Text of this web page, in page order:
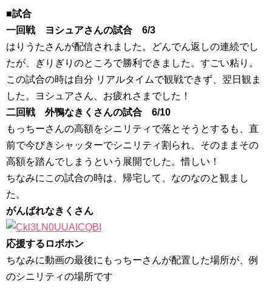
■試合
一回戦 ヨシュアさんの試合 6/3
はりうたさんが配信されました。どんでん返しの連続でし
たが、ぎりぎりのところで勝利できました。すごい粘り。
この試合の時は自分 リアルタイムで観戦できず、翌日観ま
した。ヨシュアさん、お疲れさまでした！
二回戦 外鴨なきくさんの試合 6/10
もっちーさんの高額をシニリティで落とそうとするも、直
前で今びきシャッターでシニリティ割られ、そのままその
高額を踏んでしまうという展開でした。惜しい！
ちなみにこの試合の時は、帰宅して、なのなのと観まし
た。
がんばれなきくさん
応援するロボホン
ちなみに動画の最後にもっちーさんが配置した場所が、例
のシニリティの場所です